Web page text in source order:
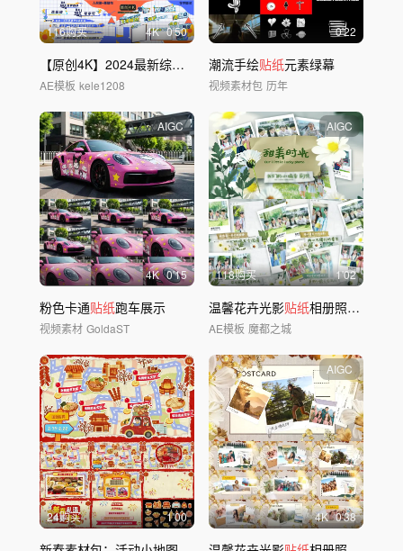
116购买 4K 0'50
【原创4K】2024最新综艺娱乐栏目包装
AE模板 kele1208
0'22
潮流手绘贴纸元素绿幕
视频素材包 历年
AIGC
4K 0'15
粉色卡通贴纸跑车展示
视频素材 GoldaST
AIGC
118购买 1'02
温馨花卉光影贴纸相册照片图文AE模版
AE模板 魔都之城
24购买 1'00
AIGC
4K 0'38